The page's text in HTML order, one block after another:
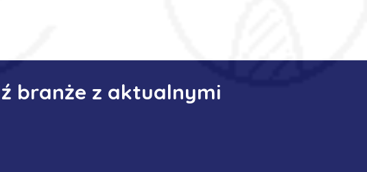
branże z aktualnymi